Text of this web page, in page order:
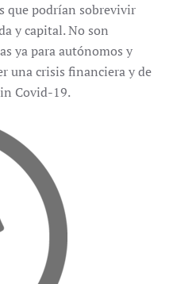
que podrían sobrevivir
y capital. No son
ya para autónomos y
una crisis financiera y de
Covid-19.